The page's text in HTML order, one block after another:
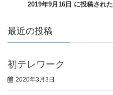
2019年9月16日 に投稿された
最近の投稿
初テレワーク
2020年3月3日